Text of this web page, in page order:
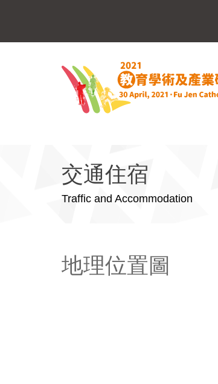
交通住宿
Traffic and Accommodation
地理位置圖